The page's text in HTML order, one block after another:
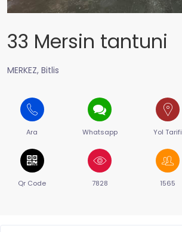
33 Mersin tantuni
MERKEZ, Bitlis
Ara Whatsapp Yol Tarifi
Qr Code 7828 1565